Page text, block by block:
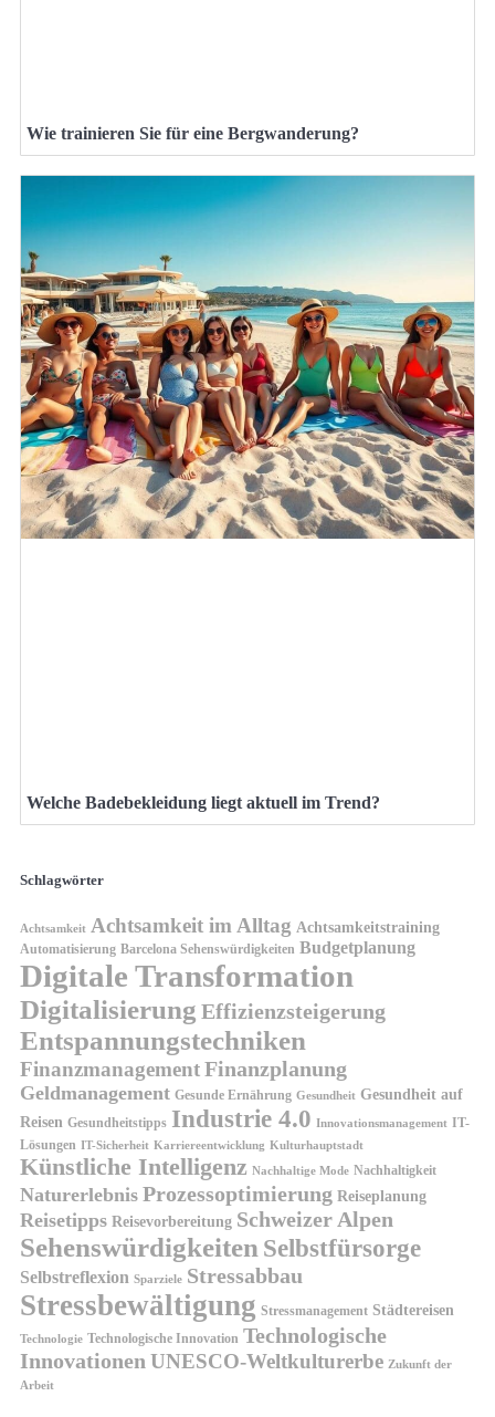
Wie trainieren Sie für eine Bergwanderung?
Welche Badebekleidung liegt aktuell im Trend?
Schlagwörter
Achtsamkeit Achtsamkeit im Alltag Achtsamkeitstraining
Automatisierung Barcelona Sehenswürdigkeiten Budgetplanung
Digitale Transformation
Digitalisierung Effizienzsteigerung
Entspannungstechniken
FinanzmanagementFinanzplanung
Geldmanagement Gesunde Ernährung Gesundheit Gesundheit auf
Reisen Gesundheitstipps Industrie 4.0 Innovationsmanagement IT-
Lösungen IT-Sicherheit Karriereentwicklung Kulturhauptstadt
Künstliche Intelligenz Nachhaltige Mode Nachhaltigkeit
Naturerlebnis Prozessoptimierung Reiseplanung
Reisetipps Reisevorbereitung Schweizer Alpen
Sehenswürdigkeiten Selbstfürsorge
Selbstreflexion Sparziele Stressabbau
Stressbewältigung Stressmanagement Städtereisen
Technologie Technologische Innovation Technologische
Innovationen UNESCO-Weltkulturerbe Zukunft der
Arbeit